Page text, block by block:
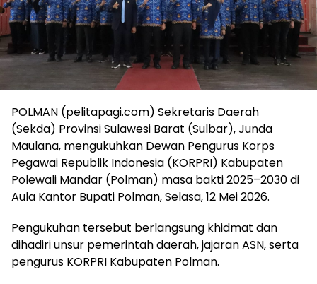
POLMAN (pelitapagi.com) Sekretaris Daerah
(Sekda) Provinsi Sulawesi Barat (Sulbar), Junda
Maulana, mengukuhkan Dewan Pengurus Korps
Pegawai Republik Indonesia (KORPRI) Kabupaten
Polewali Mandar (Polman) masa bakti 2025–2030 di
Aula Kantor Bupati Polman, Selasa, 12 Mei 2026.
Pengukuhan tersebut berlangsung khidmat dan
dihadiri unsur pemerintah daerah, jajaran ASN, serta
pengurus KORPRI Kabupaten Polman.